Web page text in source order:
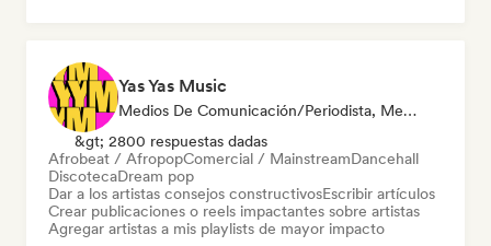
Yas Yas Music
Medios De Comunicación/Periodista, Mentor, Playlist Curator, Social Media Influencer
&gt; 2800 respuestas dadas
Afrobeat / AfropopComercial / MainstreamDancehall
DiscotecaDream pop
Dar a los artistas consejos constructivosEscribir artículos
Crear publicaciones o reels impactantes sobre artistas
Agregar artistas a mis playlists de mayor impacto